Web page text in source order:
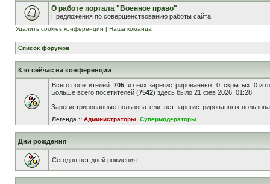
О работе портала "Военное право"
Предложения по совершенствованию работы сайта
Удалить cookies конференции | Наша команда
Список форумов
Кто сейчас на конференции
Всего посетителей: 705 , из них зарегистрированных: 0, скрытых: 0 и
Больше всего посетителей (7542) здесь было 21 фев 2026, 01:28
Зарегистрированные пользователи: нет зарегистрированных
Легенда :: Администраторы Супермодераторы
Дни рождения
Сегодня нет дней рождения.